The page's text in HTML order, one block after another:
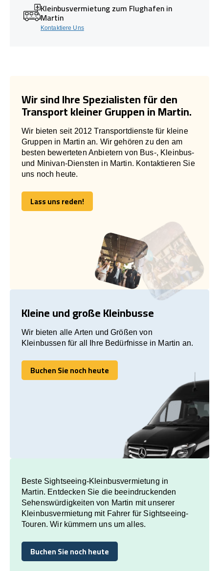
Kleinbusvermietung zum Flughafen in
Martin
Kontaktiere Uns
Wir sind Ihre Spezialisten für den
Transport kleiner Gruppen in Martin.
Wir bieten seit 2012 Transportdienste für kleine
Gruppen in Martin an. Wir gehören zu den am
besten bewerteten Anbietern von Bus-, Kleinbus-
und Minivan-Diensten in Martin. Kontaktieren Sie
uns noch heute.
Lass uns reden!
Lass uns reden!
Kleine und große Kleinbusse
Wir bieten alle Arten und Größen von
Kleinbussen für all Ihre Bedürfnisse in Martin an.
Buchen Sie noch heute
Buchen Sie noch heute
Beste Sightseeing-Kleinbusvermietung in
Martin. Entdecken Sie die beeindruckenden
Sehenswürdigkeiten von Martin mit unserer
Kleinbusvermietung mit Fahrer für Sightseeing-
Touren. Wir kümmern uns um alles.
Buchen Sie noch heute
Buchen Sie noch heute